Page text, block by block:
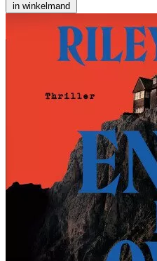
in winkelmand